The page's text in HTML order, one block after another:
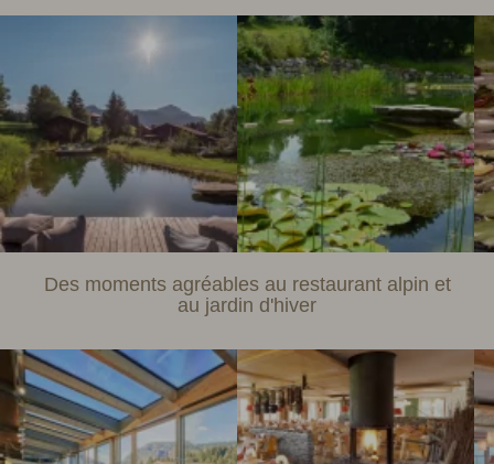
Des moments agréables au restaurant alpin et
au jardin d'hiver